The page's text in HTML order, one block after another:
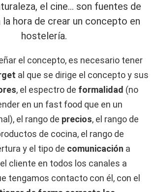
el cine… son fuentes de
la hora de crear un concepto en
hostelería.
el concepto, es necesario tener
al que se dirige el concepto y sus
, el espectro de formalidad (no
en un fast food que en un
el rango de precios, el rango de
de cocina, el rango de
y el tipo de comunicación a
cliente en todos los canales a
tengamos contacto con él, con el